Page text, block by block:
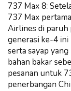
737 Max 8:
737 Max
Airlines di paruh
generasi ke-4 ini
serta sayap
bahan bakar
pesanan untuk
penerbangan